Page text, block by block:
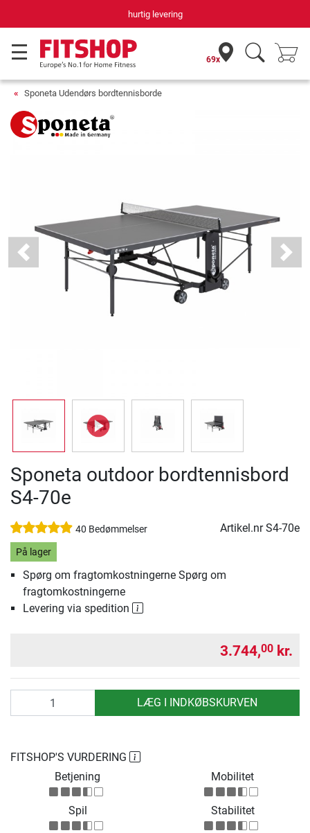
Din hjemmefitnessekspert gennem 42 år
69x
Sponeta Udendørs bordtennisborde
Previous Next
Sponeta outdoor bordtennisbord
S4-70e
40 Bedømmelser Artikel.nrS4-70e
På lager
Spørg om fragtomkostningerne Spørg om
fragtomkostningerne
Levering via spedition
3.744,00 kr.
LÆG I INDKØBSKURVEN
FITSHOP'S VURDERING
Betjening
Mobilitet
Spil Stabilitet